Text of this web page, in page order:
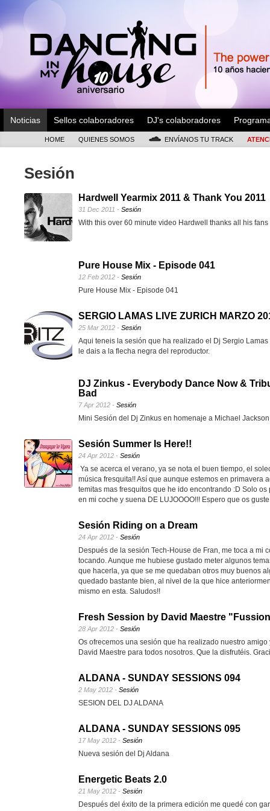
Noticias Sellos colaboradores DJ's colaboradores
HOME QUIENES SOMOS ENVÍANOS TU TRACK
Sesión
Hardwell Yearmix 2011 & Thank You 2011
31 Dec 2011 - Sesión
With this over 60 minute video Hardwell thanks all his
Pure House Mix - Episode 041
12 Feb 2012 - Sesión
Pure House Mix - Episode 041
SERGIO LAMAS LIVE ZURICH MARZO
25 Mar 2012 - Sesión
Aqui teneis la sesión que ha realizado el Dj Sergio
le dais a la flecha negra del reproductor.
DJ Zinkus - Everybody Dance Now &
Bad
7 Apr 2012 - Sesión
Mini Sesión del Dj Zinkus en homenaje a Michael Jackson
Sesión Summer Is Here!!
24 Apr 2012 - Sesión
Ya se acerca el verano, ya se nota el buen tiempo, el
música fresquita!! Así que aunque estemos en primavera
temitas mas fresquitos que he ido encontrando :D Solo
en mi coche y suena DE LUJOOOO!!! Espero que os
Sesión Riding on a Dream
24 Apr 2012 - Sesión
Después de la sesión Tech-House de Fran, me toca a mi
tocando. Aunque me hubiese gustado meter algunos
que hacerla, ya que se me quedaban otros muy buenos
quedado bastante bien, al nivel de la que hice
mismo en esta. Saludos!!
Fresh Session by David Maestre
28 Apr 2012 - Sesión
Os ofrecemos una sesión que ha realizado nuestro
David Maestre para todos nosotros. Que la disfrutéis.
ALDANA - SUNDAY SESSIONS 094
2 May 2012 - Sesión
SESION DEL DJ ALDANA
ALDANA - SUNDAY SESSIONS 095
17 May 2012 - Sesión
Nueva sesión del Dj Aldana
Energetic Beats 2.0
21 May 2012 - Sesión
Después del éxito de la primera edición me quedé con